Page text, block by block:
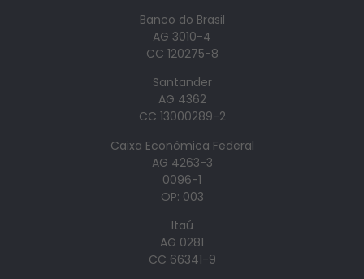
Banco do Brasil
AG 3010-4
CC 120275-8
Santander
AG 4362
CC 13000289-2
Caixa Econômica Federal
AG 4263-3
0096-1
OP: 003
Itaú
AG 0281
CC 66341-9